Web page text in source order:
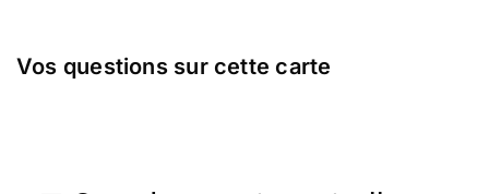
Vos questions sur cette carte